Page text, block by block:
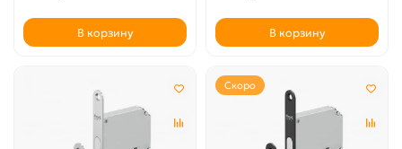
В корзину В корзину
Скоро